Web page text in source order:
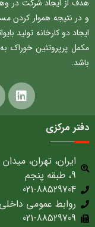
هدف از ایجاد شرکت در
و در نتیجه هموار کردن
ایجاد دو کارخانه تولید
مکمل پرپروتئین خوراک
باشد.
دفتر مرکزی
9، طبقه پنجم
021-88529704
روابط عمومی داخلی
021-88529709